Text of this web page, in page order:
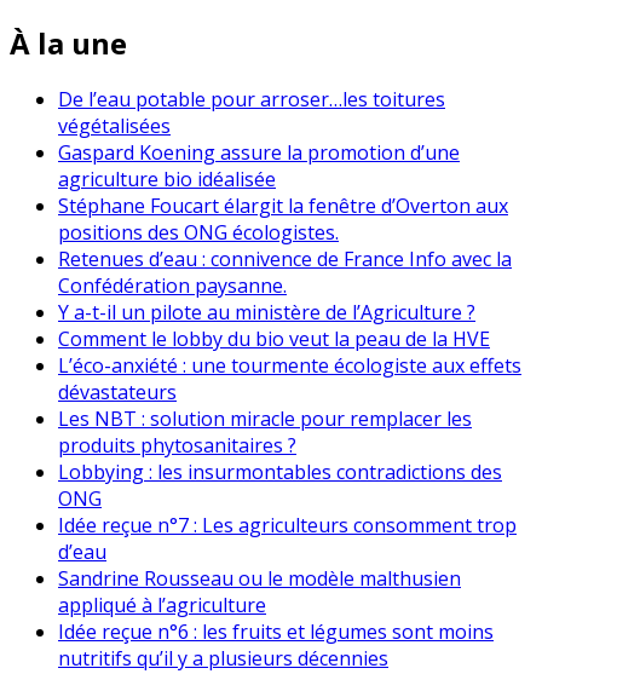
À la une
De l’eau potable pour arroser…les toitures
végétalisées
Gaspard Koening assure la promotion d’une
agriculture bio idéalisée
Stéphane Foucart élargit la fenêtre d’Overton aux
positions des ONG écologistes.
Retenues d’eau : connivence de France Info avec la
Confédération paysanne.
Y a-t-il un pilote au ministère de l’Agriculture ?
Comment le lobby du bio veut la peau de la HVE
L’éco-anxiété : une tourmente écologiste aux effets
dévastateurs
Les NBT : solution miracle pour remplacer les
produits phytosanitaires ?
Lobbying : les insurmontables contradictions des
ONG
Idée reçue n°7 : Les agriculteurs consomment trop
d’eau
Sandrine Rousseau ou le modèle malthusien
appliqué à l’agriculture
Idée reçue n°6 : les fruits et légumes sont moins
nutritifs qu’il y a plusieurs décennies